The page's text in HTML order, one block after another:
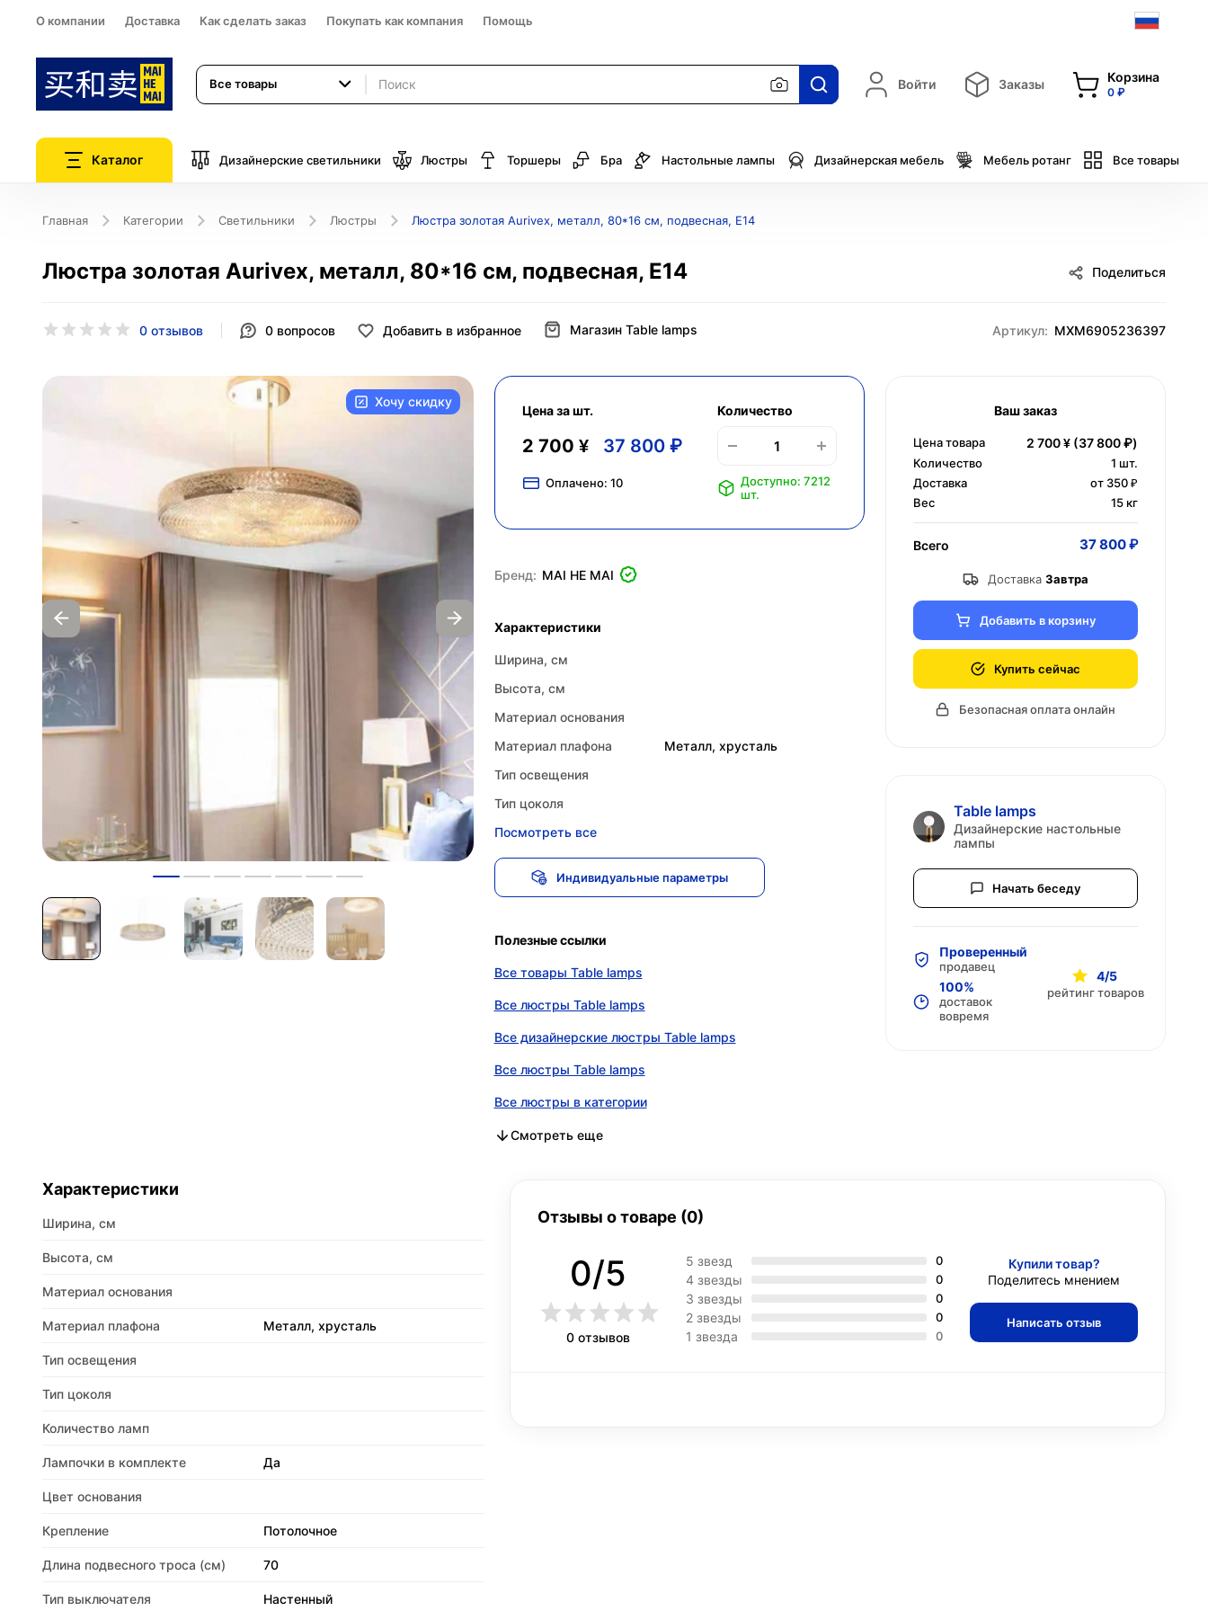
О компании Доставка Как сделать заказ Покупать как компания Помощь
Все товары Войти Заказы Корзина
0 ₽
Каталог Дизайнерские светильники Люстры Торшеры Бра Настольные лампы Дизайнерская мебель Мебель ротанг Все товары
Главная Категории Светильники Люстры Люстра золотая Aurivex, металл, 80*16 см, подвесная, Е14
Люстра золотая Aurivex, металл, 80*16 см, подвесная, Е14
0 отзывов 0 вопросов Добавить в избранное
Поделиться
Магазин Table lamps Артикул: MXM6905236397
Хочу скидку
Цена за шт.
2 700 ¥ 37 800 ₽
Оплачено: 10
Количество
Доступно: 7212
шт.
Бренд: MAI HE MAI
Характеристики
Ширина, см
Высота, см
Материал основания
Материал плафона
Металл, хрусталь
Тип освещения
Тип цоколя
Посмотреть все
Индивидуальные параметры
Полезные ссылки
Все товары Table lamps
Все люстры Table lamps
Все дизайнерские люстры Table lamps
Все люстры Table lamps
Все люстры в категории
Все дизайнерские люстры в категории
Все люстры в категории
Смотреть еще
Ваш заказ
Цена товара 2 700 ¥ (37 800 ₽)
Количество 1 шт.
Доставка
от 350 ₽
Вес
15 кг
Всего 37 800 ₽
Доставка Завтра
Добавить в корзину
Купить сейчас
Безопасная оплата онлайн
Table lamps
Дизайнерские настольные
лампы
Начать беседу
Проверенный
продавец
100%
доставок
вовремя
4/5
рейтинг товаров
Характеристики
Ширина, см
Высота, см
Материал основания
Материал плафона Металл, хрусталь
Тип освещения
Тип цоколя
Количество ламп
Лампочки в комплекте Да
Цвет основания
Крепление Потолочное
Длина подвесного троса (см) 70
Тип выключателя Настенный
Отзывы о товаре (0)
0/5
0 отзывов
5 звезд 0
4 звезды 0
3 звезды 0
2 звезды 0
1 звезда 0
Купили товар?
Поделитесь мнением
Написать отзыв